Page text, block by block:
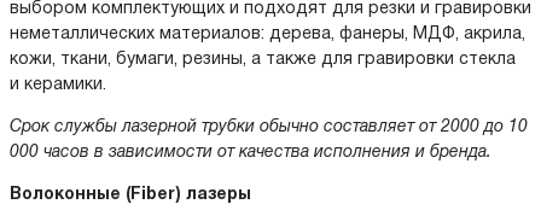
выбором комплектующих и подходят для резки и гравировки
неметаллических материалов: дерева, фанеры, МДФ, акрила,
кожи, ткани, бумаги, резины, а также для гравировки стекла
и керамики.
Срок службы лазерной трубки обычно составляет от 2000 до 10
000 часов в зависимости от качества исполнения и бренда.
Волоконные (Fiber) лазеры